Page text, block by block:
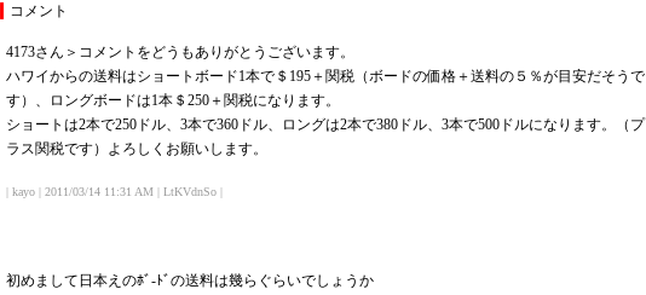
コメント
4173さん＞コメントをどうもありがとうございます。
ハワイからの送料はショートボード1本で＄195＋関税（ボードの価格＋送料の５％が目安だそうで
す）、ロングボードは1本＄250＋関税になります。
ショートは2本で250ドル、3本で360ドル、ロングは2本で380ドル、3本で500ドルになります。（プ
ラス関税です）よろしくお願いします。
| kayo | 2011/03/14 11:31 AM | LtKVdnSo |
初めまして日本えのﾎﾞ-ﾄﾞの送料は幾らぐらいでしょうか